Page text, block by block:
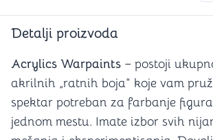
Detalji proizvoda
Acrylics Warpaints – postoji
akrilnih „ratnih boja“ koje vam
spektar potreban za farbanje
jednom mestu. Imate izbor svih